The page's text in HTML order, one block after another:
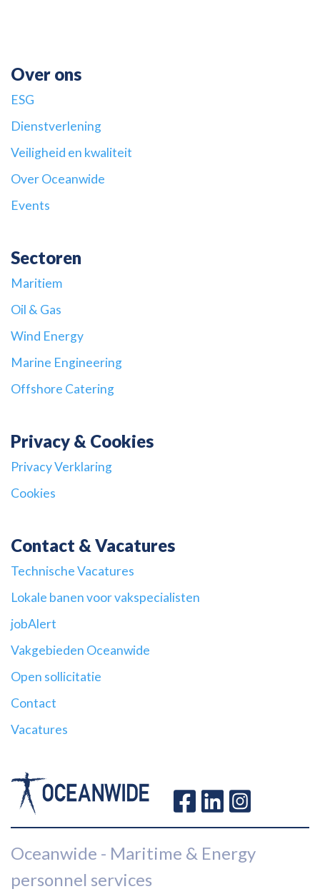
Over ons
ESG
Dienstverlening
Veiligheid en kwaliteit
Over Oceanwide
Events
Sectoren
Maritiem
Oil & Gas
Wind Energy
Marine Engineering
Offshore Catering
Privacy & Cookies
Privacy Verklaring
Cookies
Contact & Vacatures
Technische Vacatures
Lokale banen voor vakspecialisten
jobAlert
Vakgebieden Oceanwide
Open sollicitatie
Contact
Vacatures
Oceanwide - Maritime & Energy
personnel services